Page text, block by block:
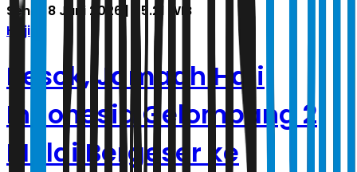
Senin, 8 Juni 2026 | 05.21 WIB
Haji
Besok, Jamaah Haji
Indonesia Gelombang 2
Mulai Bergeser ke